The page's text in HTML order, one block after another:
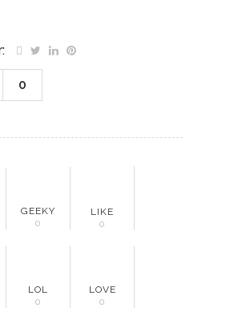
0
GEEKY
0
LIKE
0
LOL
0
LOVE
0